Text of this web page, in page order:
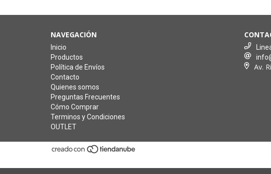
NAVEGACIÓN
Inicio
Productos
Política de Envíos
Contacto
Quienes somos
Preguntas Frecuentes
Cómo Comprar
Terminos y Condiciones
OUTLET
Av.